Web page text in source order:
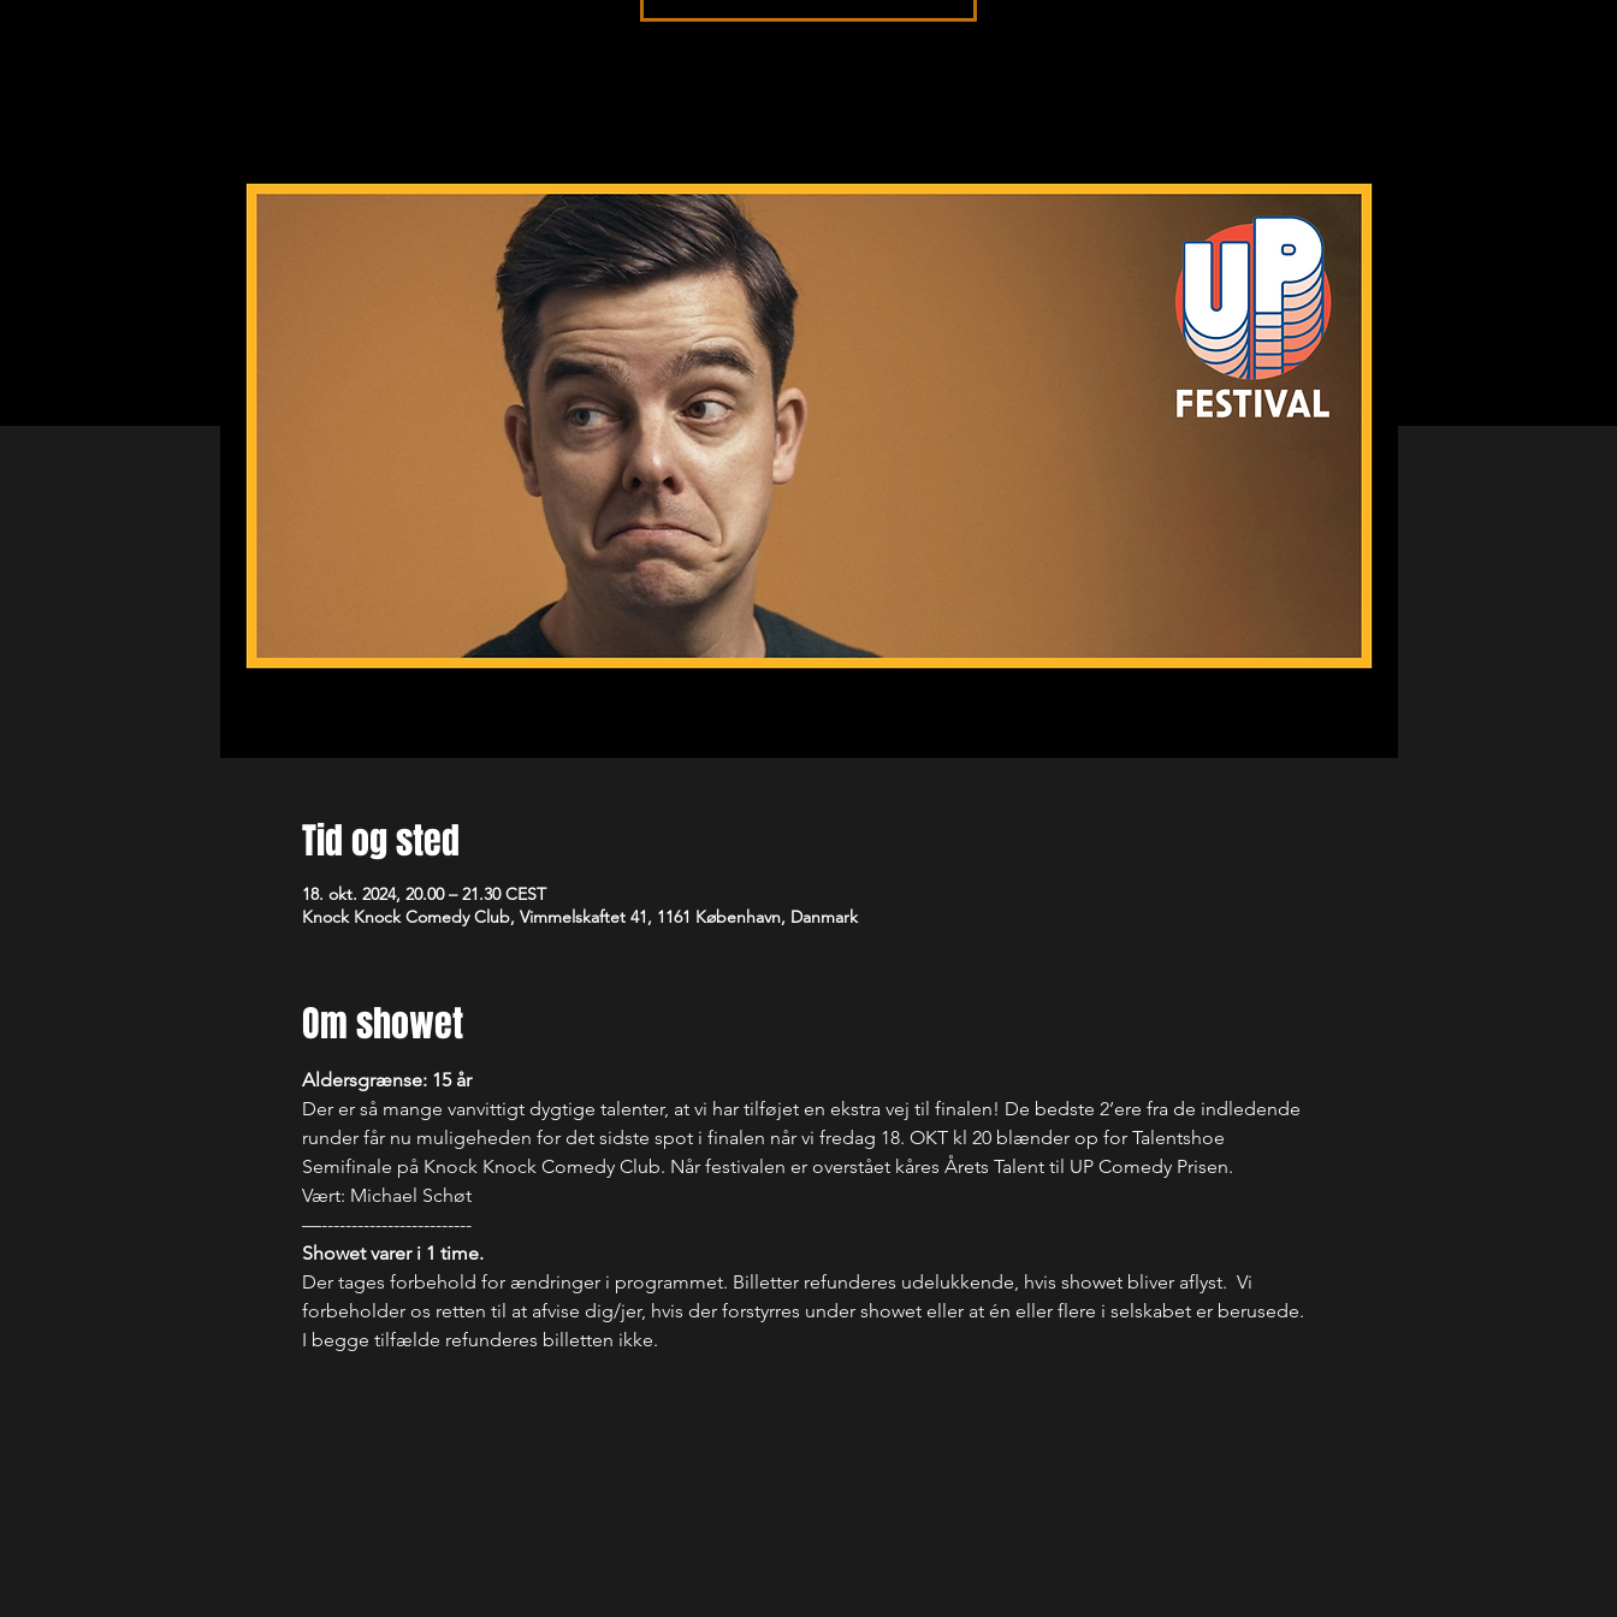
Tid og sted
18. okt. 2024, 20.00 – 21.30 CEST
Knock Knock Comedy Club, Vimmelskaftet 41, 1161 København, Danmark
Om showet
Aldersgrænse: 15 år
Der er så mange vanvittigt dygtige talenter, at vi har tilføjet en ekstra vej til finalen! De bedste 2’ere fra de indledende
runder får nu muligeheden for det sidste spot i finalen når vi fredag 18. OKT kl 20 blænder op for Talentshoe
Semifinale på Knock Knock Comedy Club. Når festivalen er overstået kåres Årets Talent til UP Comedy Prisen.
Vært: Michael Schøt
—-------------------------
Showet varer i 1 time.
Der tages forbehold for ændringer i programmet. Billetter refunderes udelukkende, hvis showet bliver aflyst.  Vi
forbeholder os retten til at afvise dig/jer, hvis der forstyrres under showet eller at én eller flere i selskabet er berusede.
I begge tilfælde refunderes billetten ikke.